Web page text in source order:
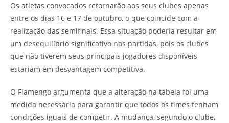
Os atletas convocados retornarão aos seus clubes apenas
entre os dias 16 e 17 de outubro, o que coincide com a
realização das semifinais. Essa situação poderia resultar em
um desequilíbrio significativo nas partidas, pois os clubes
que não tiverem seus principais jogadores disponíveis
estariam em desvantagem competitiva.
O Flamengo argumenta que a alteração na tabela foi uma
medida necessária para garantir que todos os times tenham
condições iguais de competir. A mudança, segundo o clube,